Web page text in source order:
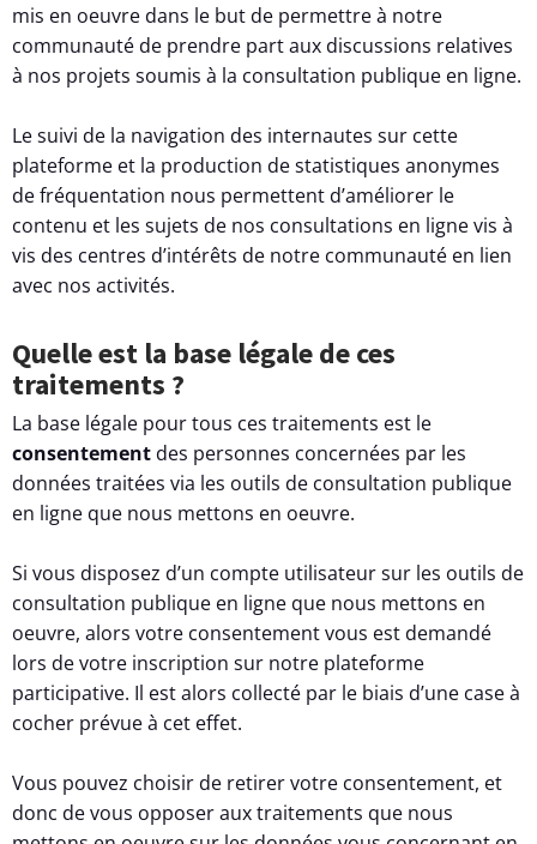
mis en oeuvre dans le but de permettre à notre
communauté de prendre part aux discussions relatives
à nos projets soumis à la consultation publique en ligne.
Le suivi de la navigation des internautes sur cette
plateforme et la production de statistiques anonymes
de fréquentation nous permettent d’améliorer le
contenu et les sujets de nos consultations en ligne vis à
vis des centres d’intérêts de notre communauté en lien
avec nos activités.
Quelle est la base légale de ces
traitements ?
La base légale pour tous ces traitements est le
consentement des personnes concernées par les
données traitées via les outils de consultation publique
en ligne que nous mettons en oeuvre.
Si vous disposez d’un compte utilisateur sur les outils de
consultation publique en ligne que nous mettons en
oeuvre, alors votre consentement vous est demandé
lors de votre inscription sur notre plateforme
participative. Il est alors collecté par le biais d’une case à
cocher prévue à cet effet.
Vous pouvez choisir de retirer votre consentement, et
donc de vous opposer aux traitements que nous